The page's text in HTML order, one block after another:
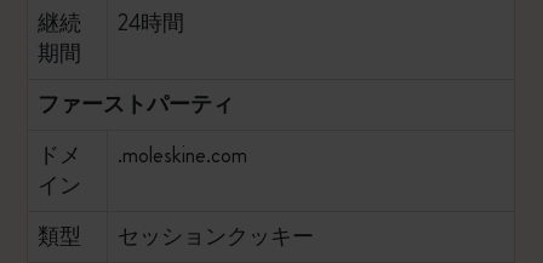
継続
期間
24時間
ファーストパーティ
ドメ
イン
.moleskine.com
類型
セッションクッキー